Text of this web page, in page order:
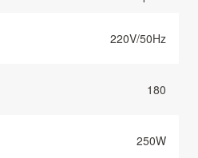
220V/50Hz
180
250W